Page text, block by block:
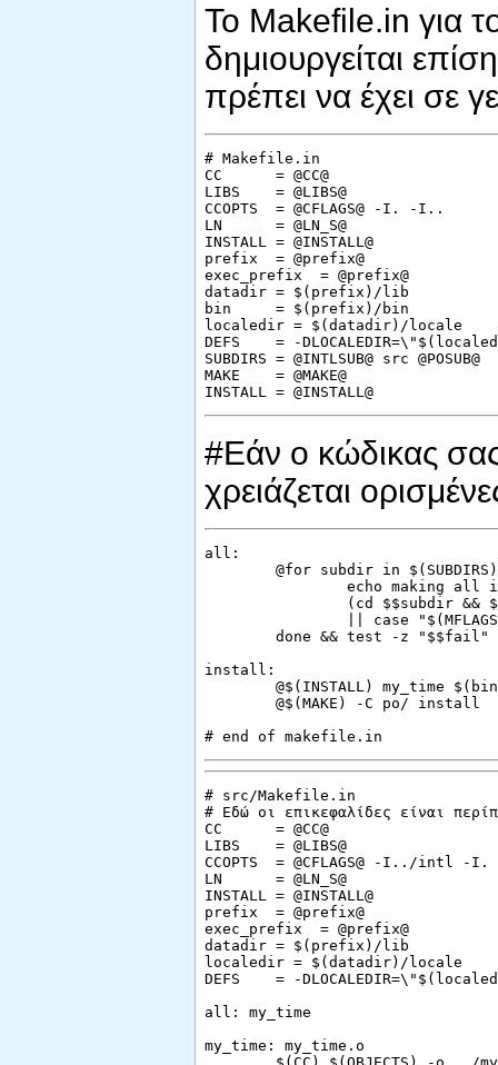
Το Makefile.in για
δημιουργείται
πρέπει να έχει σε
# Makefile.in
CC      = @CC@
LIBS    = @LIBS@
CCOPTS  = @CFLAGS@ -I. -I..
LN      = @LN_S@
INSTALL = @INSTALL@
prefix  = @prefix@
exec_prefix  = @prefix@
datadir = $(prefix)/lib
bin     = $(prefix)/bin
localedir = $(datadir)/locale
DEFS    = -
SUBDIRS = @INTLSUB@ src @POSUB@
MAKE    = @MAKE@
INSTALL = @INSTALL@
#Εάν ο κώδικας
χρειάζεται
all:
@for subdir in
echo making all
(cd $$subdir &&
|| case
        done && test -z "$$fail"
install:
@$(INSTALL) my_time
        @$(MAKE) -C po/ install
# src/Makefile.in
# Εδώ οι επικεφαλίδες είναι
CC      = @CC@
LIBS    = @LIBS@
CCOPTS  = @CFLAGS@ -I../intl
LN      = @LN_S@
INSTALL = @INSTALL@
prefix  = @prefix@
exec_prefix  = @prefix@
datadir = $(prefix)/lib
localedir = $(datadir)/locale
DEFS    = -
all: my_time
my_time: my_time.o